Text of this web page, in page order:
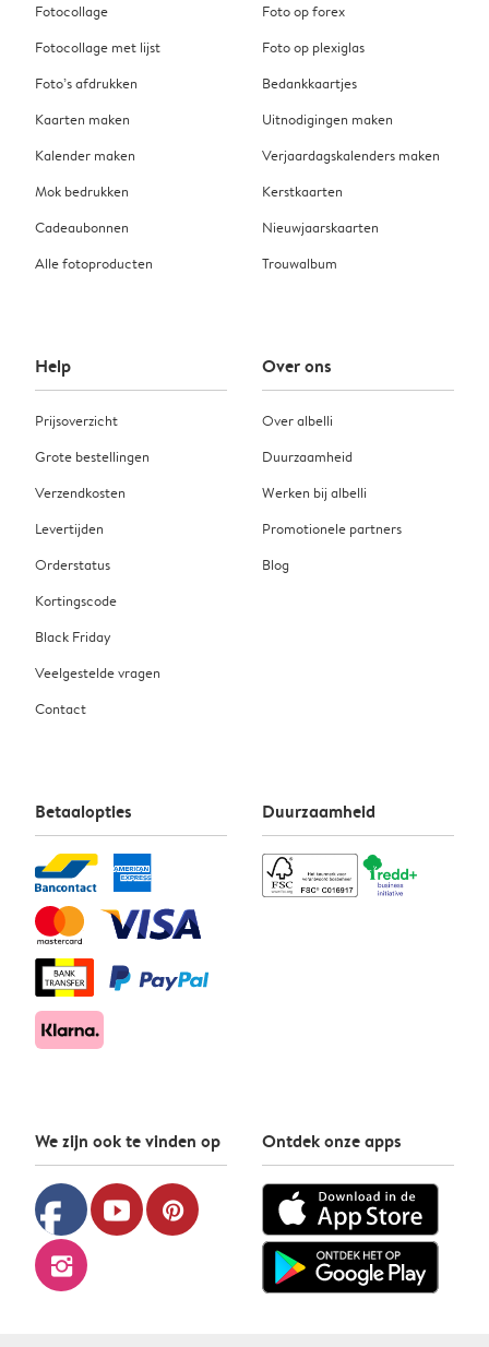
Fotocollage
Fotocollage met lijst
Foto’s afdrukken
Kaarten maken
Kalender maken
Mok bedrukken
Cadeaubonnen
Alle fotoproducten
Foto op forex
Foto op plexiglas
Bedankkaartjes
Uitnodigingen maken
Verjaardagskalenders maken
Kerstkaarten
Nieuwjaarskaarten
Trouwalbum
Help
Prijsoverzicht
Grote bestellingen
Verzendkosten
Levertijden
Orderstatus
Kortingscode
Black Friday
Veelgestelde vragen
Contact
Over ons
Over albelli
Duurzaamheid
Werken bij albelli
Promotionele partners
Blog
Betaalopties Duurzaamheid
We zijn ook te vinden op
facebook youtube pinterest
instagram
Ontdek onze apps